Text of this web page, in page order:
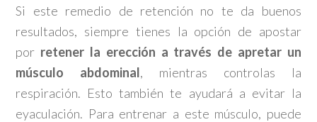
Si este remedio de retención no te da buenos
resultados, siempre tienes la opción de apostar
por retener la erección a través de apretar un
músculo abdominal, mientras controlas la
respiración. Esto también te ayudará a evitar la
eyaculación. Para entrenar a este músculo, puede